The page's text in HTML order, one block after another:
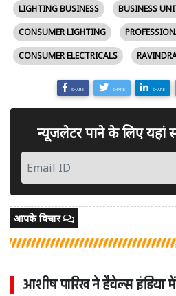
LIGHTING BUSINESS
BUSINESS
CONSUMER LIGHTING
CONSUMER ELECTRICALS
SHARE SHARE SHARE
न्यूजलेटर पाने के लिए यहां
आपके विचार
आशीष पारिख ने हैवेल्स इंडिया में